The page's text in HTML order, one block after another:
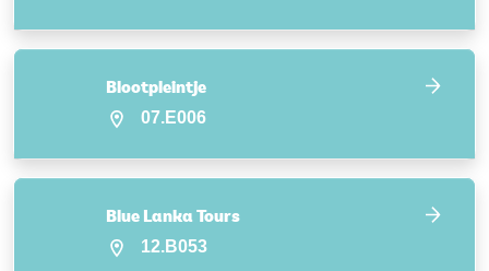
Blootpleintje
07.E006
Blue Lanka Tours
12.B053